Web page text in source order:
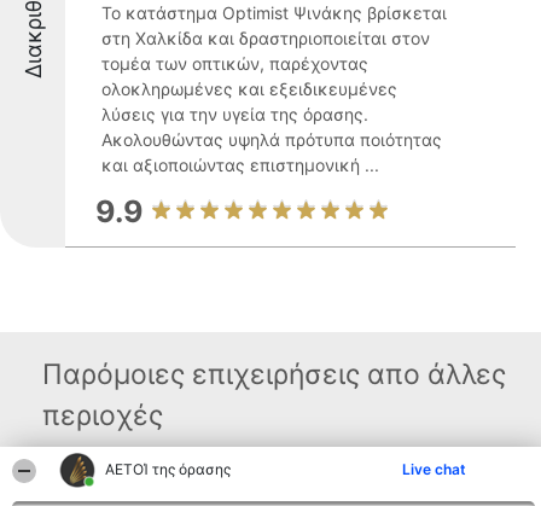
ΑΕΤΟΊ της όρασης Live chat
Το κατάστημα Optimist Ψινάκης βρίσκεται
στη Χαλκίδα και δραστηριοποιείται στον
τομέα των οπτικών, παρέχοντας
ολοκληρωμένες και εξειδικευμένες
λύσεις για την υγεία της όρασης.
Ακολουθώντας υψηλά πρότυπα ποιότητας
και αξιοποιώντας επιστημονική ...
9.9
Παρόμοιες επιχειρήσεις απο άλλες
περιοχές